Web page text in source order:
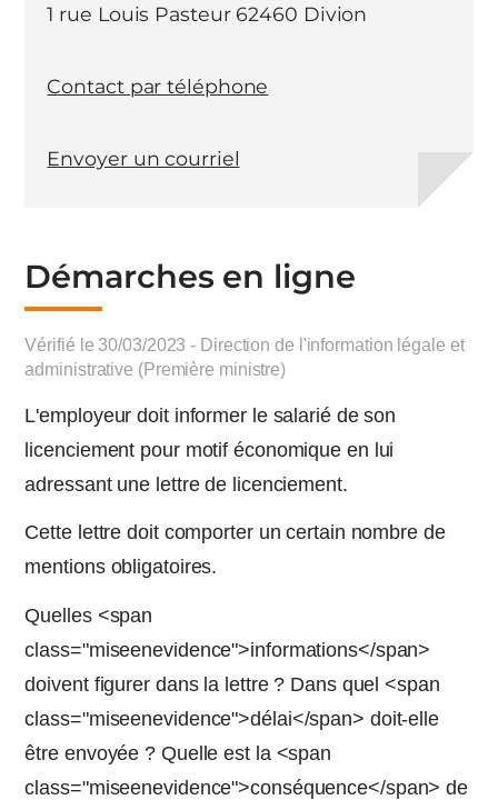
Démarches en ligne
Vérifié le 30/03/2023 - Direction de l'information légale et
administrative (Première ministre)
L'employeur doit informer le salarié de son
licenciement pour motif économique en lui
adressant une lettre de licenciement.
Cette lettre doit comporter un certain nombre de
mentions obligatoires.
Quelles <span
class="miseenevidence">informations</span>
doivent figurer dans la lettre ? Dans quel <span
class="miseenevidence">délai</span> doit-elle
être envoyée ? Quelle est la <span
class="miseenevidence">conséquence</span> de
1 rue Louis Pasteur 62460 Divion
Contact par téléphone
Envoyer un courriel